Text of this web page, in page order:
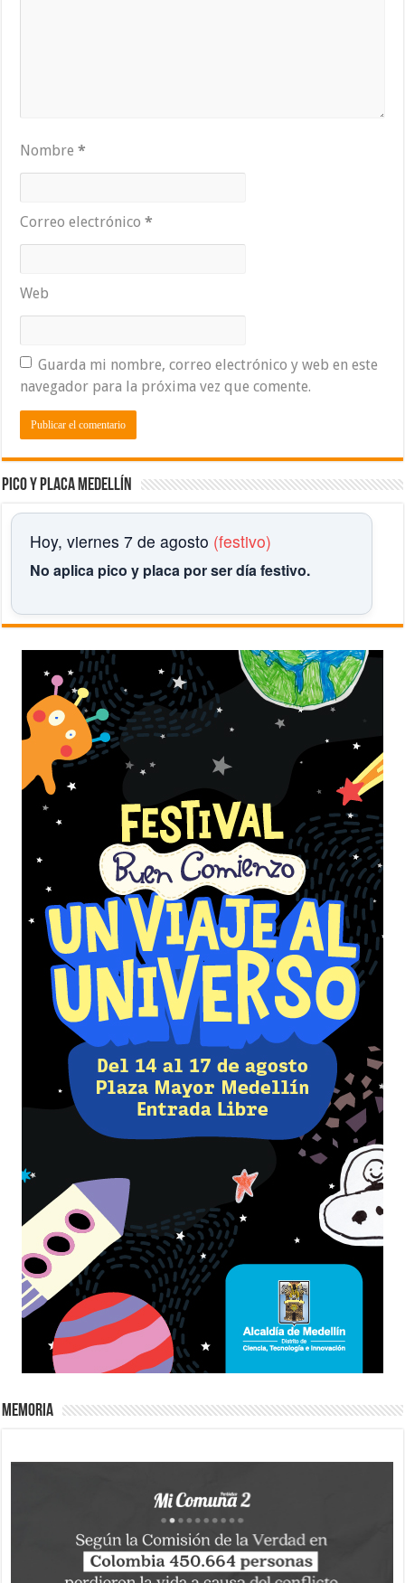
Nombre*
Correo electrónico*
Web
Guarda mi nombre, correo electrónico y web en este
navegador para la próxima vez que comente.
Pico y placa Medellín
Hoy, viernes 7 de agosto (festivo)
No aplica pico y placa por ser día festivo.
Memoria